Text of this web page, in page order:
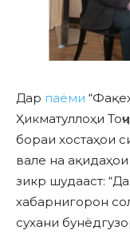
Дар паёми
Ҳикматуллоҳи
бораи хостаҳои
вале на
зикр шудааст:
хабарнигорон
сухани